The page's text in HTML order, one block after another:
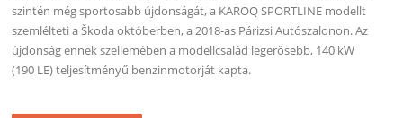
szintén még sportosabb újdonságát, a KAROQ SPORTLINE modellt
szemlélteti a Škoda októberben, a 2018-as Párizsi Autószalonon. Az
újdonság ennek szellemében a modellcsalád legerősebb, 140 kW
(190 LE) teljesítményű benzinmotorját kapta.